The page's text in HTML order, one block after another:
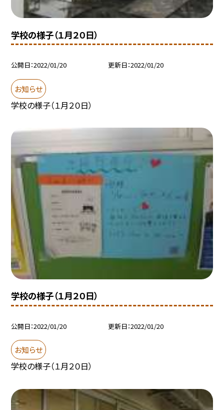
学校の様子（１月２０日）
公開日 2022/01/20 更新日 2022/01/20
お知らせ
学校の様子（１月２０日）
学校の様子（１月２０日）
公開日 2022/01/20 更新日 2022/01/20
お知らせ
学校の様子（１月２０日）